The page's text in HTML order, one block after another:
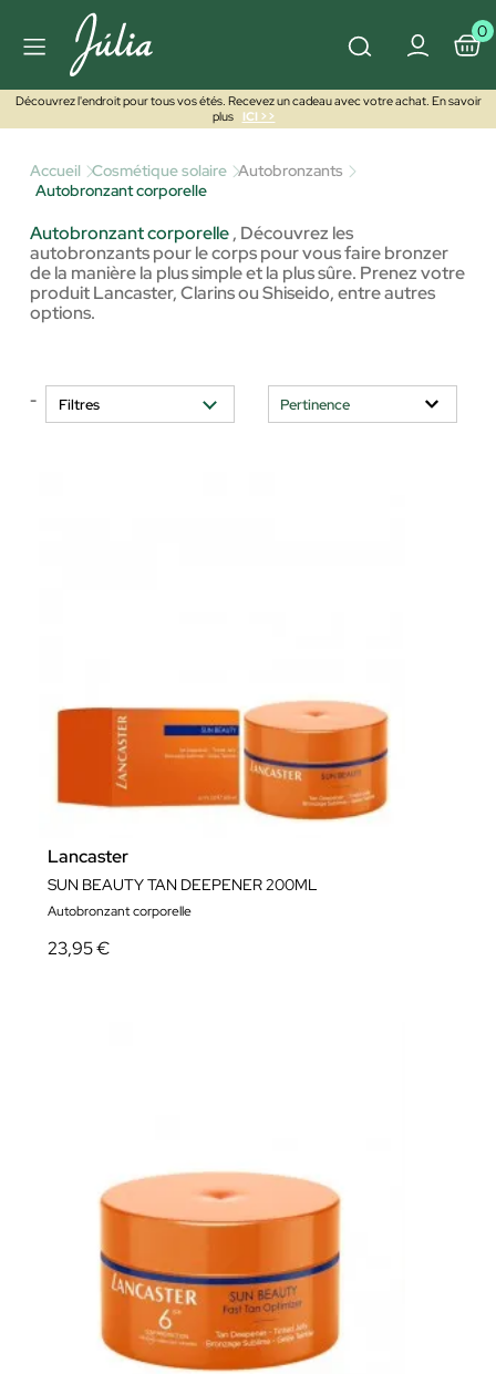
0
Découvrez l'endroit pour tous vos étés. Recevez un cadeau avec votre achat. En savoir
plus
ICI >>
Accueil Cosmétique solaire Autobronzants
Autobronzant corporelle
Autobronzant corporelle, Découvrez les
autobronzants pour le corps pour vous faire bronzer
de la manière la plus simple et la plus sûre. Prenez votre
produit Lancaster, Clarins ou Shiseido, entre autres
options.
- Filtres
Lancaster
SUN BEAUTY TAN DEEPENER 200ML
Autobronzant corporelle
23,95 €